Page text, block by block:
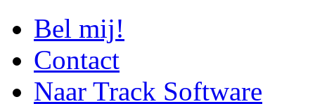
Bel mij!
Contact
Naar Track Software